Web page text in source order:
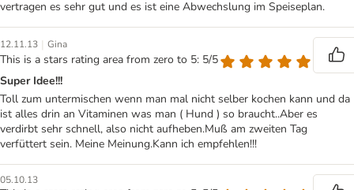
vertragen es sehr gut und es ist eine Abwechslung im Speiseplan.
12.11.13 | Gina
This is a stars rating area from zero to 5: 5/5
Super Idee!!!
Toll zum untermischen wenn man mal nicht selber kochen kann und da
ist alles drin an Vitaminen was man ( Hund ) so braucht..Aber es
verdirbt sehr schnell, also nicht aufheben.Muß am zweiten Tag
verfüttert sein. Meine Meinung.Kann ich empfehlen!!!
05.10.13